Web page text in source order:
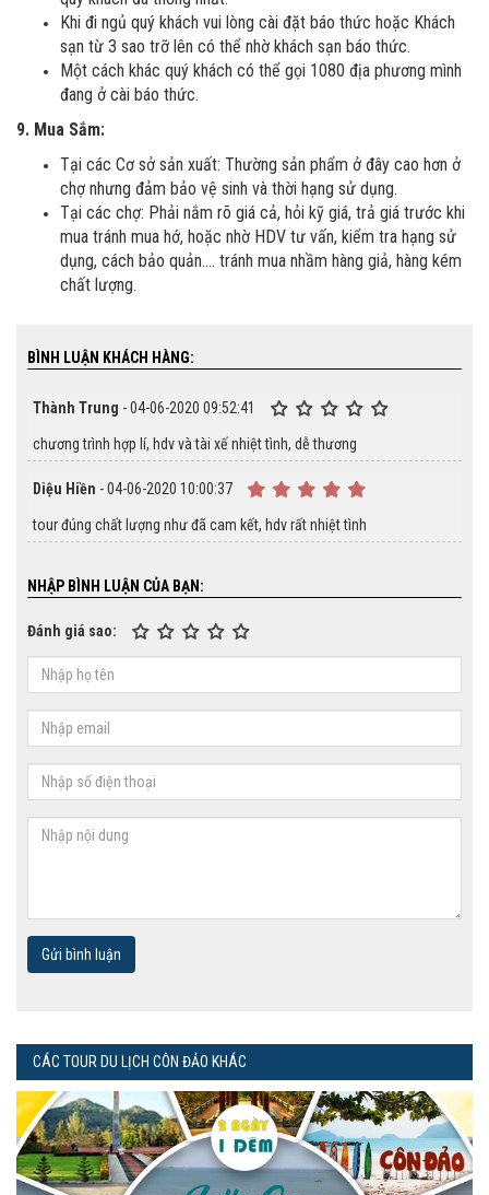
Khi đi ngủ quý khách vui lòng cài đặt báo thức hoặc Khách
sạn từ 3 sao trỡ lên có thể nhờ khách sạn báo thức.
Một cách khác quý khách có thể gọi 1080 địa phương mình
đang ở cài báo thức.
9. Mua Sắm:
Tại các Cơ sở sản xuất: Thường sản phẩm ở đây cao hơn ở
chợ nhưng đảm bảo vệ sinh và thời hạng sử dụng.
Tại các chợ: Phải nắm rõ giá cả, hỏi kỹ giá, trả giá trước khi
mua tránh mua hớ, hoặc nhờ HDV tư vấn, kiểm tra hạng sử
dụng, cách bảo quản…. tránh mua nhầm hàng giả, hàng kém
chất lượng.
BÌNH LUẬN KHÁCH HÀNG:
Thành Trung - 04-06-2020 09:52:41
chương trình hợp lí, hdv và tài xế nhiệt tình, dễ thương
Diệu Hiền - 04-06-2020 10:00:37
tour đúng chất lượng như đã cam kết, hdv rất nhiệt tình
NHẬP BÌNH LUẬN CỦA BẠN:
Đánh giá sao:
Gửi bình luận
CÁC TOUR DU LỊCH CÔN ĐẢO KHÁC